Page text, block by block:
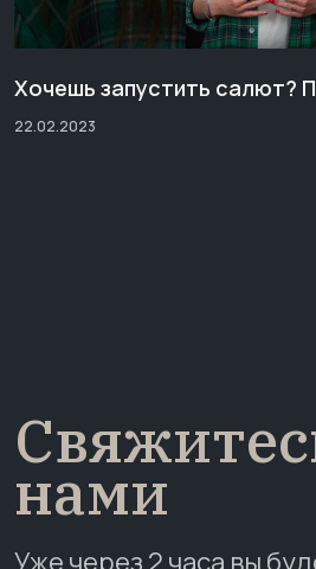
Хочешь запустить салют?
22.02.2023
нами
Уже через 2 часа вы